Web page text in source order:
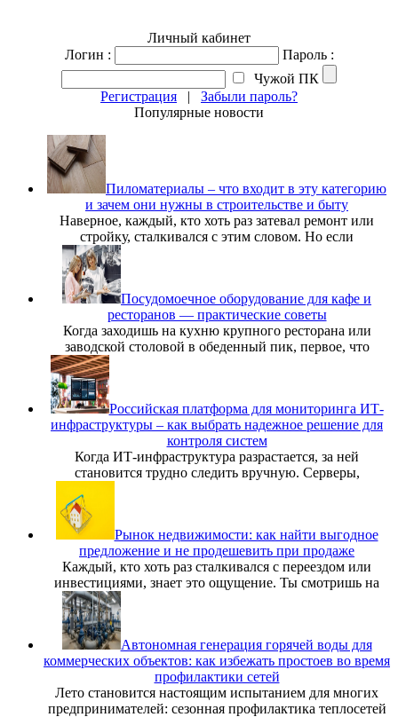
Личный кабинет
Логин :
Пароль :
Чужой ПК
Регистрация | Забыли пароль?
Популярные новости
Пиломатериалы – что входит в эту категорию
и зачем они нужны в строительстве и быту
Наверное, каждый, кто хоть раз затевал ремонт или
стройку, сталкивался с этим словом. Но если
Посудомоечное оборудование для кафе и
ресторанов — практические советы
Когда заходишь на кухню крупного ресторана или
заводской столовой в обеденный пик, первое, что
Российская платформа для мониторинга ИТ-
инфраструктуры – как выбрать надежное решение для
контроля систем
Когда ИТ-инфраструктура разрастается, за ней
становится трудно следить вручную. Серверы,
Рынок недвижимости: как найти выгодное
предложение и не продешевить при продаже
Каждый, кто хоть раз сталкивался с переездом или
инвестициями, знает это ощущение. Ты смотришь на
Автономная генерация горячей воды для
коммерческих объектов: как избежать простоев во время
профилактики сетей
Лето становится настоящим испытанием для многих
предпринимателей: сезонная профилактика теплосетей